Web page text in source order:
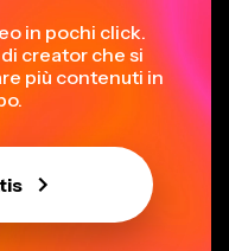
in pochi click.
creator che si
più contenuti in